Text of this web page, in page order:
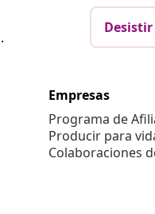
Empresas
Programa de
Producir para
Colaboraciones